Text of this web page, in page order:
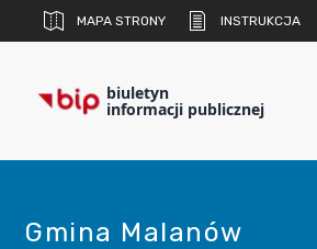
MAPA STRONY INSTRUKCJA
biuletyn
informacji publicznej
Gmina Malanów